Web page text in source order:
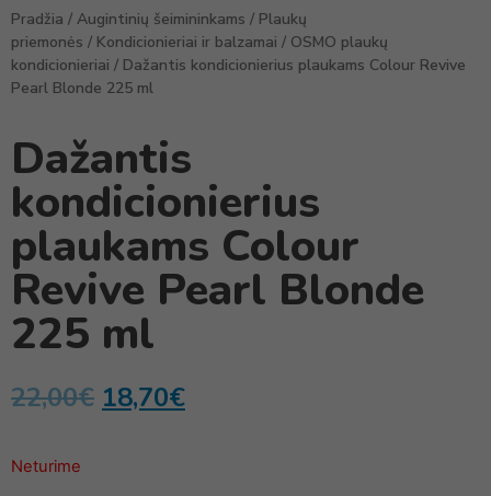
Pradžia / Augintinių šeimininkams / Plaukų
priemonės / Kondicionieriai ir balzamai / OSMO plaukų
kondicionieriai / Dažantis kondicionierius plaukams Colour Revive
Pearl Blonde 225 ml
Dažantis
kondicionierius
plaukams Colour
Revive Pearl Blonde
225 ml
22,00€ 18,70€
Neturime